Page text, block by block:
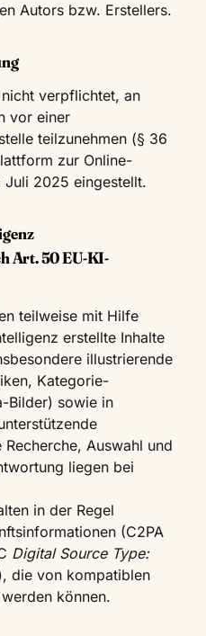
Autors bzw. Erstellers.
verpflichtet, an
vor einer
teilzunehmen (§ 36
zur Online-
Juli 2025 eingestellt.
Art. 50 EU-KI-
teilweise mit Hilfe
erstellte Inhalte
illustrierende
Kategorie-
Bilder) sowie in
Auswahl und
liegen bei
in der Regel
(C2PA
Digital Source Type:
die von kompatiblen
können.